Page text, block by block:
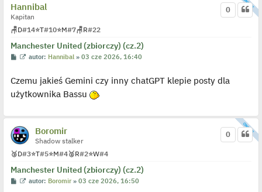
Hannibal
Kapitan
🪑D#14⭐T#10⭐M#7🪑R#22
Manchester United (zbiorczy) (cz.2)
0
P
t
W
w
i
e
p
j
e
y
c
y
autor: Hannibal »03 cze 2026, 16:40
Czemu jakieś Gemini czy inny chatGPT klepie posty dla
użytkownika Bassu
Boromir
Shadow stalker
🥉D#3⭐T#5⭐M#4🥈R#2⭐W#4
Manchester United (zbiorczy) (cz.2)
0
P
W
autor: Boromir »03 cze 2026, 16:50